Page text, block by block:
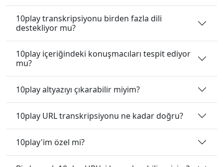
10play transkripsiyonu birden fazla dili
destekliyor mu?
10play içeriğindeki konuşmacıları tespit ediyor
mu?
10play altyazıyı çıkarabilir miyim?
10play URL transkripsiyonu ne kadar doğru?
10play'im özel mi?